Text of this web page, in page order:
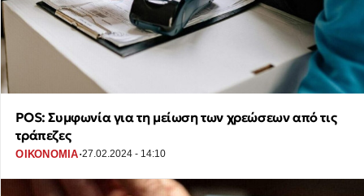
POS: Συμφωνία για τη μείωση των χρεώσεων από τις
τράπεζες
ΟΙΚΟΝΟΜΙΑ·27.02.2024 - 14:10